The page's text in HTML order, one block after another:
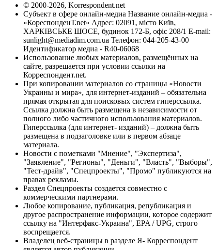
© 2000-2026, Korrespondent.net
Субъект в сфере онлайн-медиа Название онлайн-медиа -
«КореспонденТ.net» Адрес: 02091, місто Київ,
ХАРКІВСЬКЕ ШОСЕ, будинок 172-Б, офіс 208/1 E-mail:
sunlight@mediadim.com.ua Телефон: 044-205-43-00
Идентификатор медиа - R40-06068
Использование любых материалов, размещённых на
сайте, разрешается при условии ссылки на
Корреспондент.net.
При копировании материалов со страницы «Новости
Украины и мира», для интернет-изданий – обязательна
прямая открытая для поисковых систем гиперссылка.
Ссылка должна быть размещена в независимости от
полного либо частичного использования материалов.
Гиперссылка (для интернет- изданий) – должна быть
размещена в подзаголовке или в первом абзаце
материала.
Новости с пометками "Мнение", "Экспертиза",
"Заявление", "Регионы", "Деньги", "Власть", "Выборы",
"Тест-драйв", "Спецпроекты", "Промо" публикуются на
правах рекламы.
Раздел Спецпроекты создается совместно с
коммерческими партнерами.
Любое копирование, публикация, републикация и
другое распространение информации, которое содержит
ссылку на "Интерфакс-Украина", EPA / UPG, строго
воспрещается.
Владелец веб-страницы в разделе Я- Корреспондент